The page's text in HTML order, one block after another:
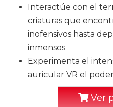
Interactúe con el
criaturas que
inofensivos hasta
inmensos
Experimenta el
auricular VR el
Ver